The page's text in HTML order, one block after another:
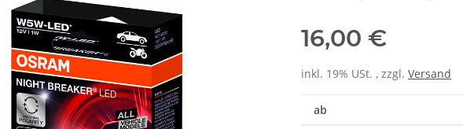
16,00 €
inkl. 19% USt. , zzgl. Versand
ab